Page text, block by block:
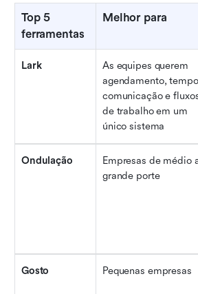
Top 5
ferramentas
Melhor para
Lark
As equipes querem
agendamento,
comunicação e
de trabalho em um
único sistema
Ondulação
Empresas de médio
grande porte
Gosto Pequenas empresas